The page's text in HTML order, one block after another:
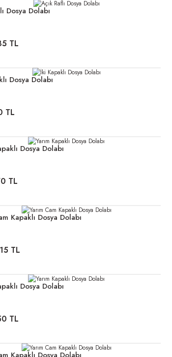
Dosya Dolabı
TL
Dosya Dolabı
TL
Dosya Dolabı
TL
Kapaklı Dosya Dolabı
TL
Dosya Dolabı
TL